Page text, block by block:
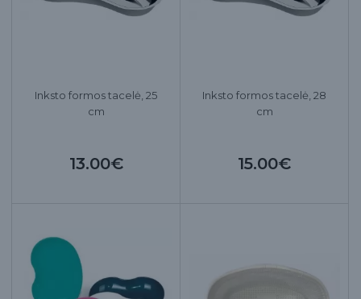
Inksto formos tacelė, 25
cm
13.00€
Inksto formos tacelė, 28
cm
15.00€